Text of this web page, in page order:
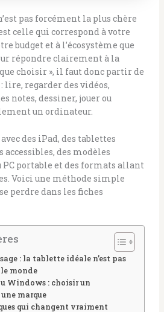
pas forcément la plus chère
celle qui correspond à votre
budget et à l’écosystème que
répondre clairement à la
choisir », il faut donc partir de
lire, regarder des vidéos,
notes, dessiner, jouer ou
un ordinateur.
des iPad, des tablettes
des modèles
PC portable et des formats allant
Voici une méthode simple
perdre dans les fiches
: la tablette idéale n’est pas
monde
Windows : choisir un
marque
qui changent vraiment